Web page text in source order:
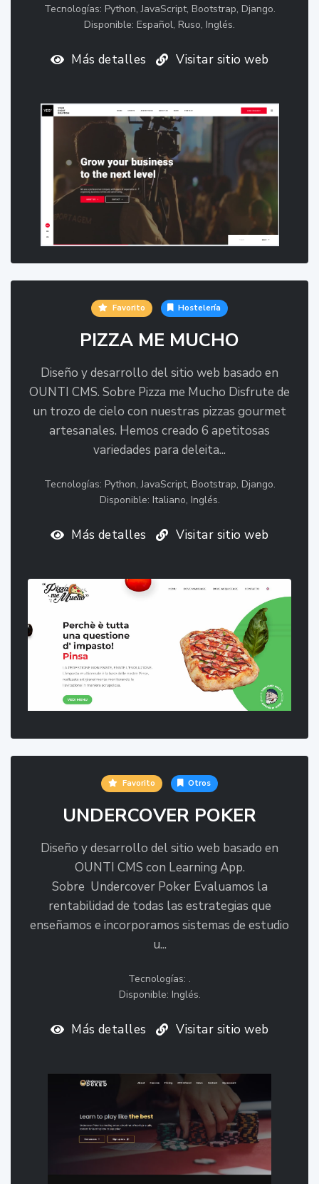
Tecnologías: Python, JavaScript, Bootstrap, Django.
Disponible: Español, Ruso, Inglés.
Más detalles Visitar sitio web
Favorito Hostelería
PIZZA ME MUCHO
Diseño y desarrollo del sitio web basado en
OUNTI CMS. Sobre Pizza me Mucho Disfrute de
un trozo de cielo con nuestras pizzas gourmet
artesanales. Hemos creado 6 apetitosas
variedades para deleita...
Tecnologías: Python, JavaScript, Bootstrap, Django.
Disponible: Italiano, Inglés.
Más detalles Visitar sitio web
Favorito Otros
UNDERCOVER POKER
Diseño y desarrollo del sitio web basado en
OUNTI CMS con Learning App.
Sobre Undercover Poker Evaluamos la
rentabilidad de todas las estrategias que
enseñamos e incorporamos sistemas de estudio
u...
Tecnologías: .
Disponible: Inglés.
Más detalles Visitar sitio web